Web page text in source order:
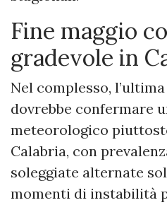
Fine maggio
gradevole in
Nel complesso,
dovrebbe confermare
meteorologico
Calabria, con
soleggiate alternate
momenti di instabilità